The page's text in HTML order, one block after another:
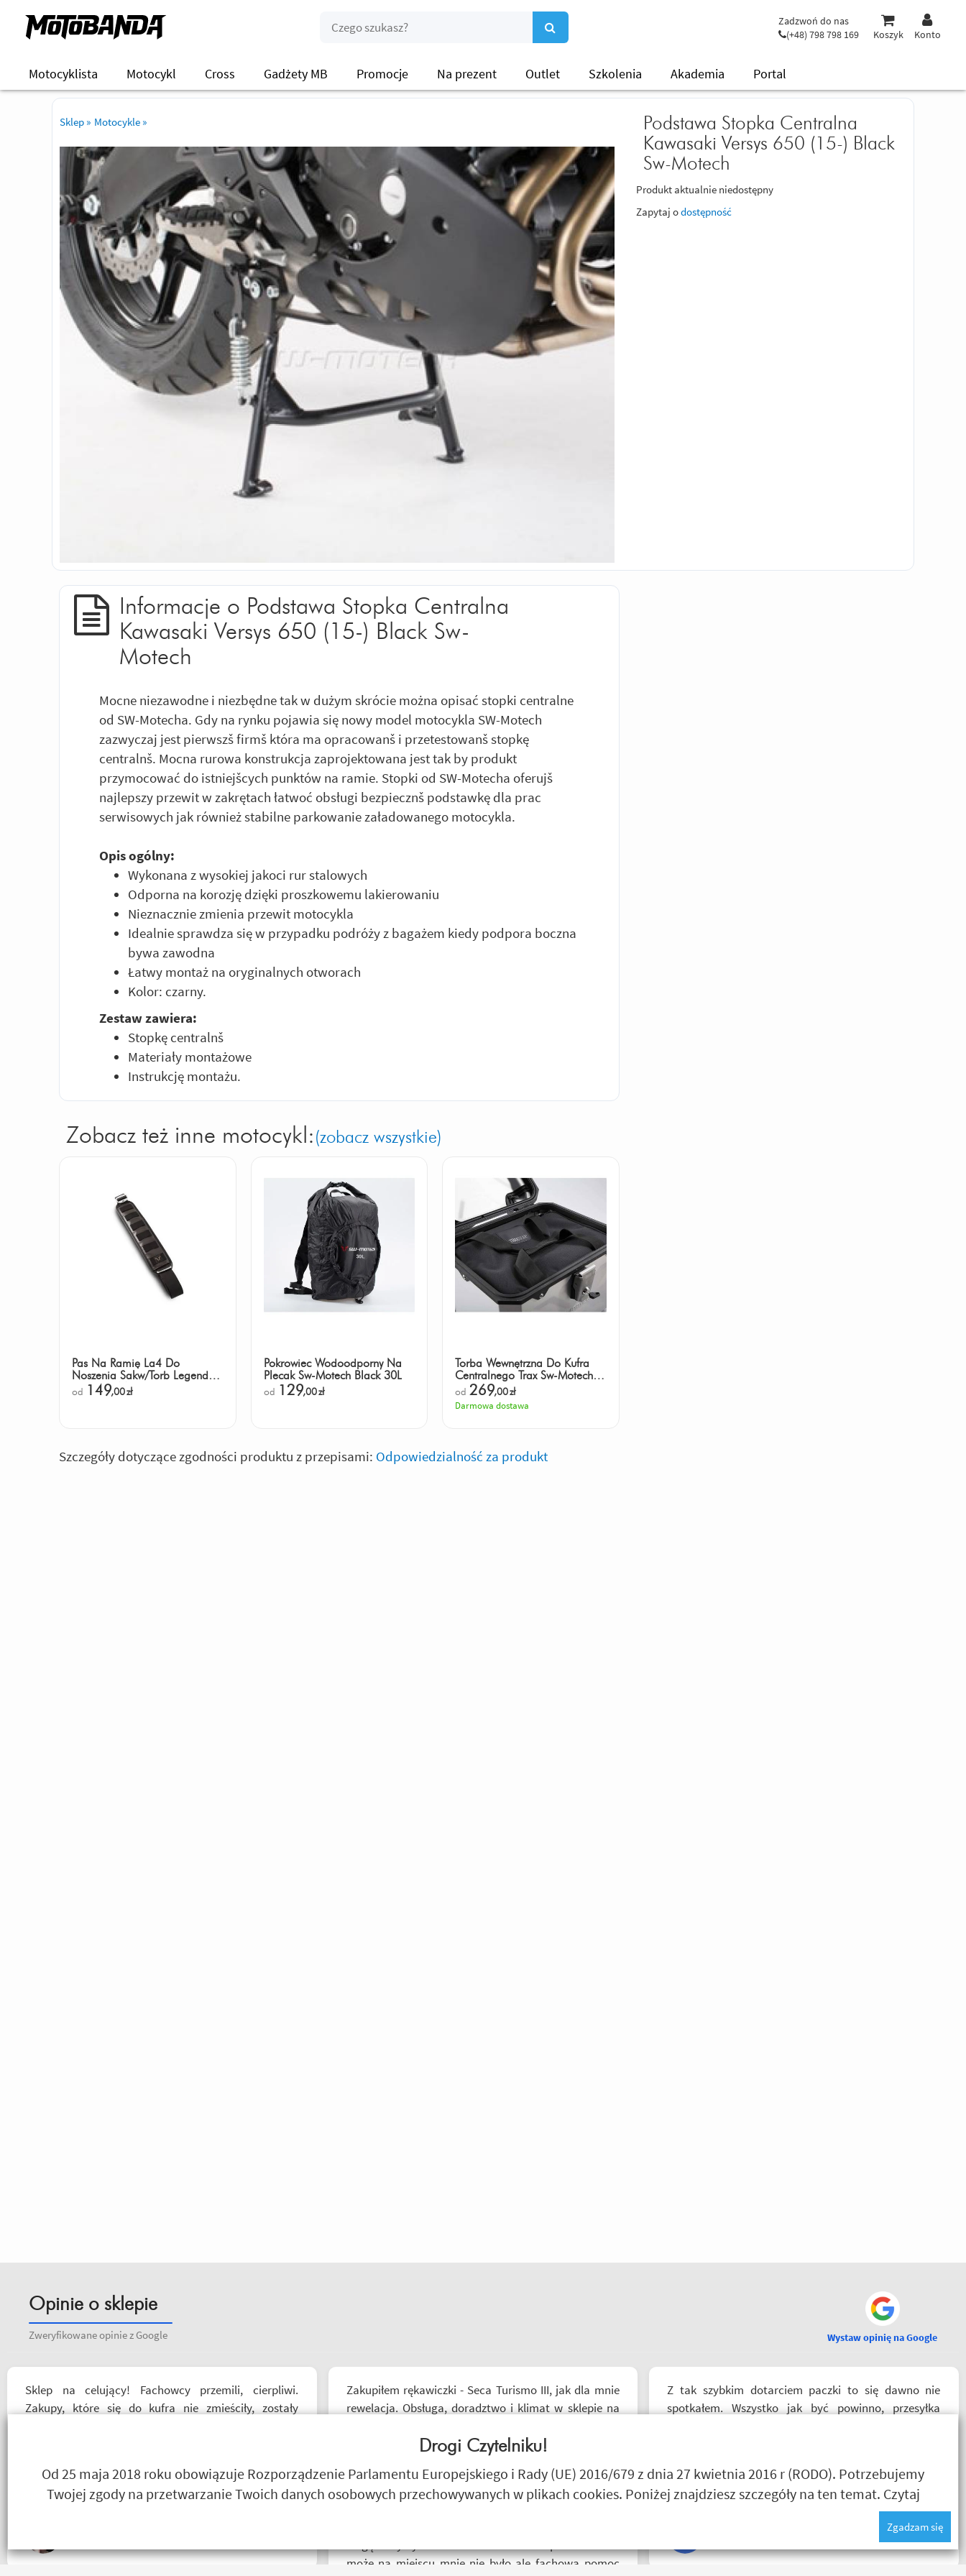
Zadzwoń do nas
(+48) 798 798 169
Koszyk Konto
Motocyklista Motocykl Cross Gadżety MB Promocje Na prezent Outlet Szkolenia Akademia Portal
Sklep » Motocykle »
Podstawa Stopka Centralna
Kawasaki Versys 650 (15-) Black
Sw-Motech
Produkt aktualnie niedostępny
Zapytaj odostępność
Informacje o Podstawa Stopka Centralna
Kawasaki Versys 650 (15-) Black Sw-
Motech
Mocne niezawodne i niezbędne tak w dużym skrócie można opisać stopki centralne
od SW-Motecha. Gdy na rynku pojawia się nowy model motocykla SW-Motech
zazwyczaj jest pierwszš firmš która ma opracowanš i przetestowanš stopkę
centralnš. Mocna rurowa konstrukcja zaprojektowana jest tak by produkt
przymocować do istniejšcych punktów na ramie. Stopki od SW-Motecha oferujš
najlepszy przewit w zakrętach łatwoć obsługi bezpiecznš podstawkę dla prac
serwisowych jak również stabilne parkowanie załadowanego motocykla.
Opis ogólny:
Wykonana z wysokiej jakoci rur stalowych
Odporna na korozję dzięki proszkowemu lakierowaniu
Nieznacznie zmienia przewit motocykla
Idealnie sprawdza się w przypadku podróży z bagażem kiedy podpora boczna
bywa zawodna
Łatwy montaż na oryginalnych otworach
Kolor: czarny.
Zestaw zawiera:
Stopkę centralnš
Materiały montażowe
Instrukcję montażu.
Zobacz też inne motocykl: (zobacz wszystkie)
Pas Na Ramię La4 Do
Noszenia Sakw/Torb Legend
Gear Sw-Motech Brown
od 149,00zł
Pokrowiec Wodoodporny Na
Plecak Sw-Motech Black 30L
od 129,00zł
Torba Wewnętrzna Do Kufra
Centralnego Trax Sw-Motech
Black
od 269,00zł
Darmowa dostawa
Szczegóły dotyczące zgodności produktu z przepisami: Odpowiedzialność za produkt
Opinie o sklepie
Zweryfikowane opinie z Google Wystaw opinię na Google
Sklep na celujący! Fachowcy przemili, cierpliwi.
Zakupy, które się do kufra nie zmieściły, zostały
Polecam z całego serca!
Zakupiłem rękawiczki - Seca Turismo III, jak dla mnie
rewelacja. Obsługa, doradztwo i klimat w sklepie na
Czesław Bednarz
może na miejscu mnie nie było ale fachowa pomoc
Z tak szybkim dotarciem paczki to się dawno nie
spotkałem. Wszystko jak być powinno, przesyłka
ogarnięte :)
Drogi Czytelniku!
Od 25 maja 2018 roku obowiązuje Rozporządzenie Parlamentu Europejskiego i Rady (UE) 2016/679 z dnia 27 kwietnia 2016 r (RODO). Potrzebujemy
Twojej zgody na przetwarzanie Twoich danych osobowych przechowywanych w plikach cookies. Poniżej znajdziesz szczegóły na ten temat. Czytaj
Zgadzam się